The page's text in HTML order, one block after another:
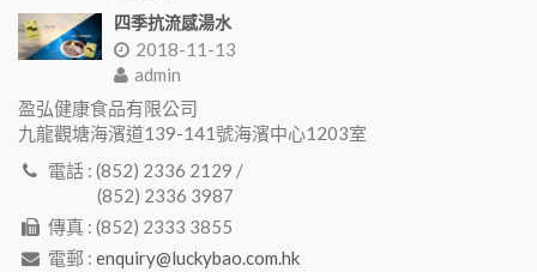
四季抗流感湯水
2018-11-13
admin
盈弘健康食品有限公司
九龍觀塘海濱道139-141號海濱中心1203室
電話 : (852) 2336 2129 /
(852) 2336 3987
傳真 : (852) 2333 3855
電郵 : enquiry@luckybao.com.hk